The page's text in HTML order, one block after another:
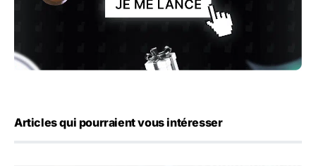
Articles qui pourraient vous intéresser